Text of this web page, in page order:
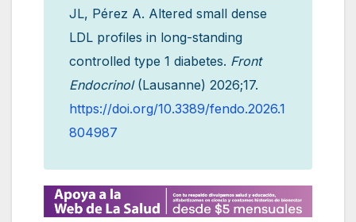
JL, Pérez A. Altered small dense
LDL profiles in long-standing
controlled type 1 diabetes. Front
Endocrinol(Lausanne) 2026;17.
https://doi.org/10.3389/fendo.2026.1
804987